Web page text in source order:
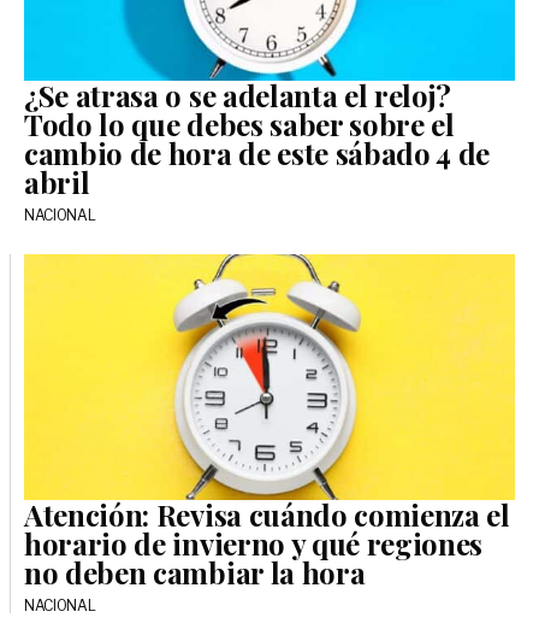
¿Se atrasa o se adelanta el reloj?
Todo lo que debes saber sobre el
cambio de hora de este sábado 4 de
abril
NACIONAL
Atención: Revisa cuándo comienza el
horario de invierno y qué regiones
no deben cambiar la hora
NACIONAL